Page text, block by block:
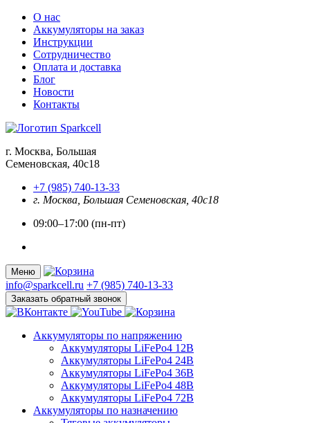
О нас
Аккумуляторы на заказ
Инструкции
Сотрудничество
Оплата и доставка
Блог
Новости
Контакты
г. Москва, Большая
Семеновская, 40с18
+7 (985) 740-13-33
г. Москва, Большая Семеновская, 40с18
09:00–17:00 (пн-пт)
Меню
info@sparkcell.ru +7 (985) 740-13-33
Заказать обратный звонок
Аккумуляторы по напряжению
Аккумуляторы LiFePo4 12В
Аккумуляторы LiFePo4 24В
Аккумуляторы LiFePo4 36В
Аккумуляторы LiFePo4 48В
Аккумуляторы LiFePo4 72В
Аккумуляторы по назначению